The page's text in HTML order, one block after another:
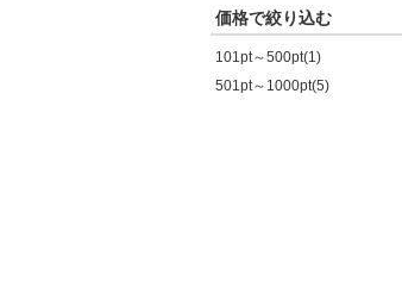
価格で絞り込む
101pt～500pt(1)
501pt～1000pt(5)